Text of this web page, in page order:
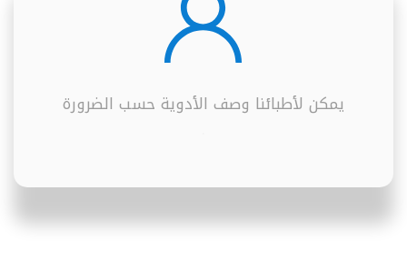
يمكن لأطبائنا وصف الأدوية حسب الضرورة